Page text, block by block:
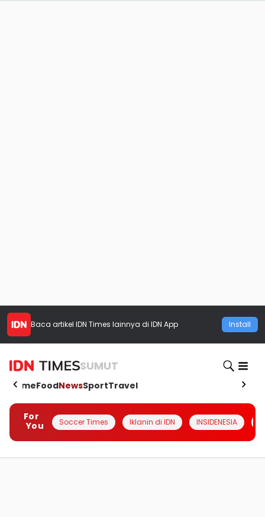
Baca artikel IDN Times lainnya di IDN App Install
SUMUT
HomeFoodNewsSportTravel
For
You
Soccer Times Iklanin di IDN INSIDENESIA